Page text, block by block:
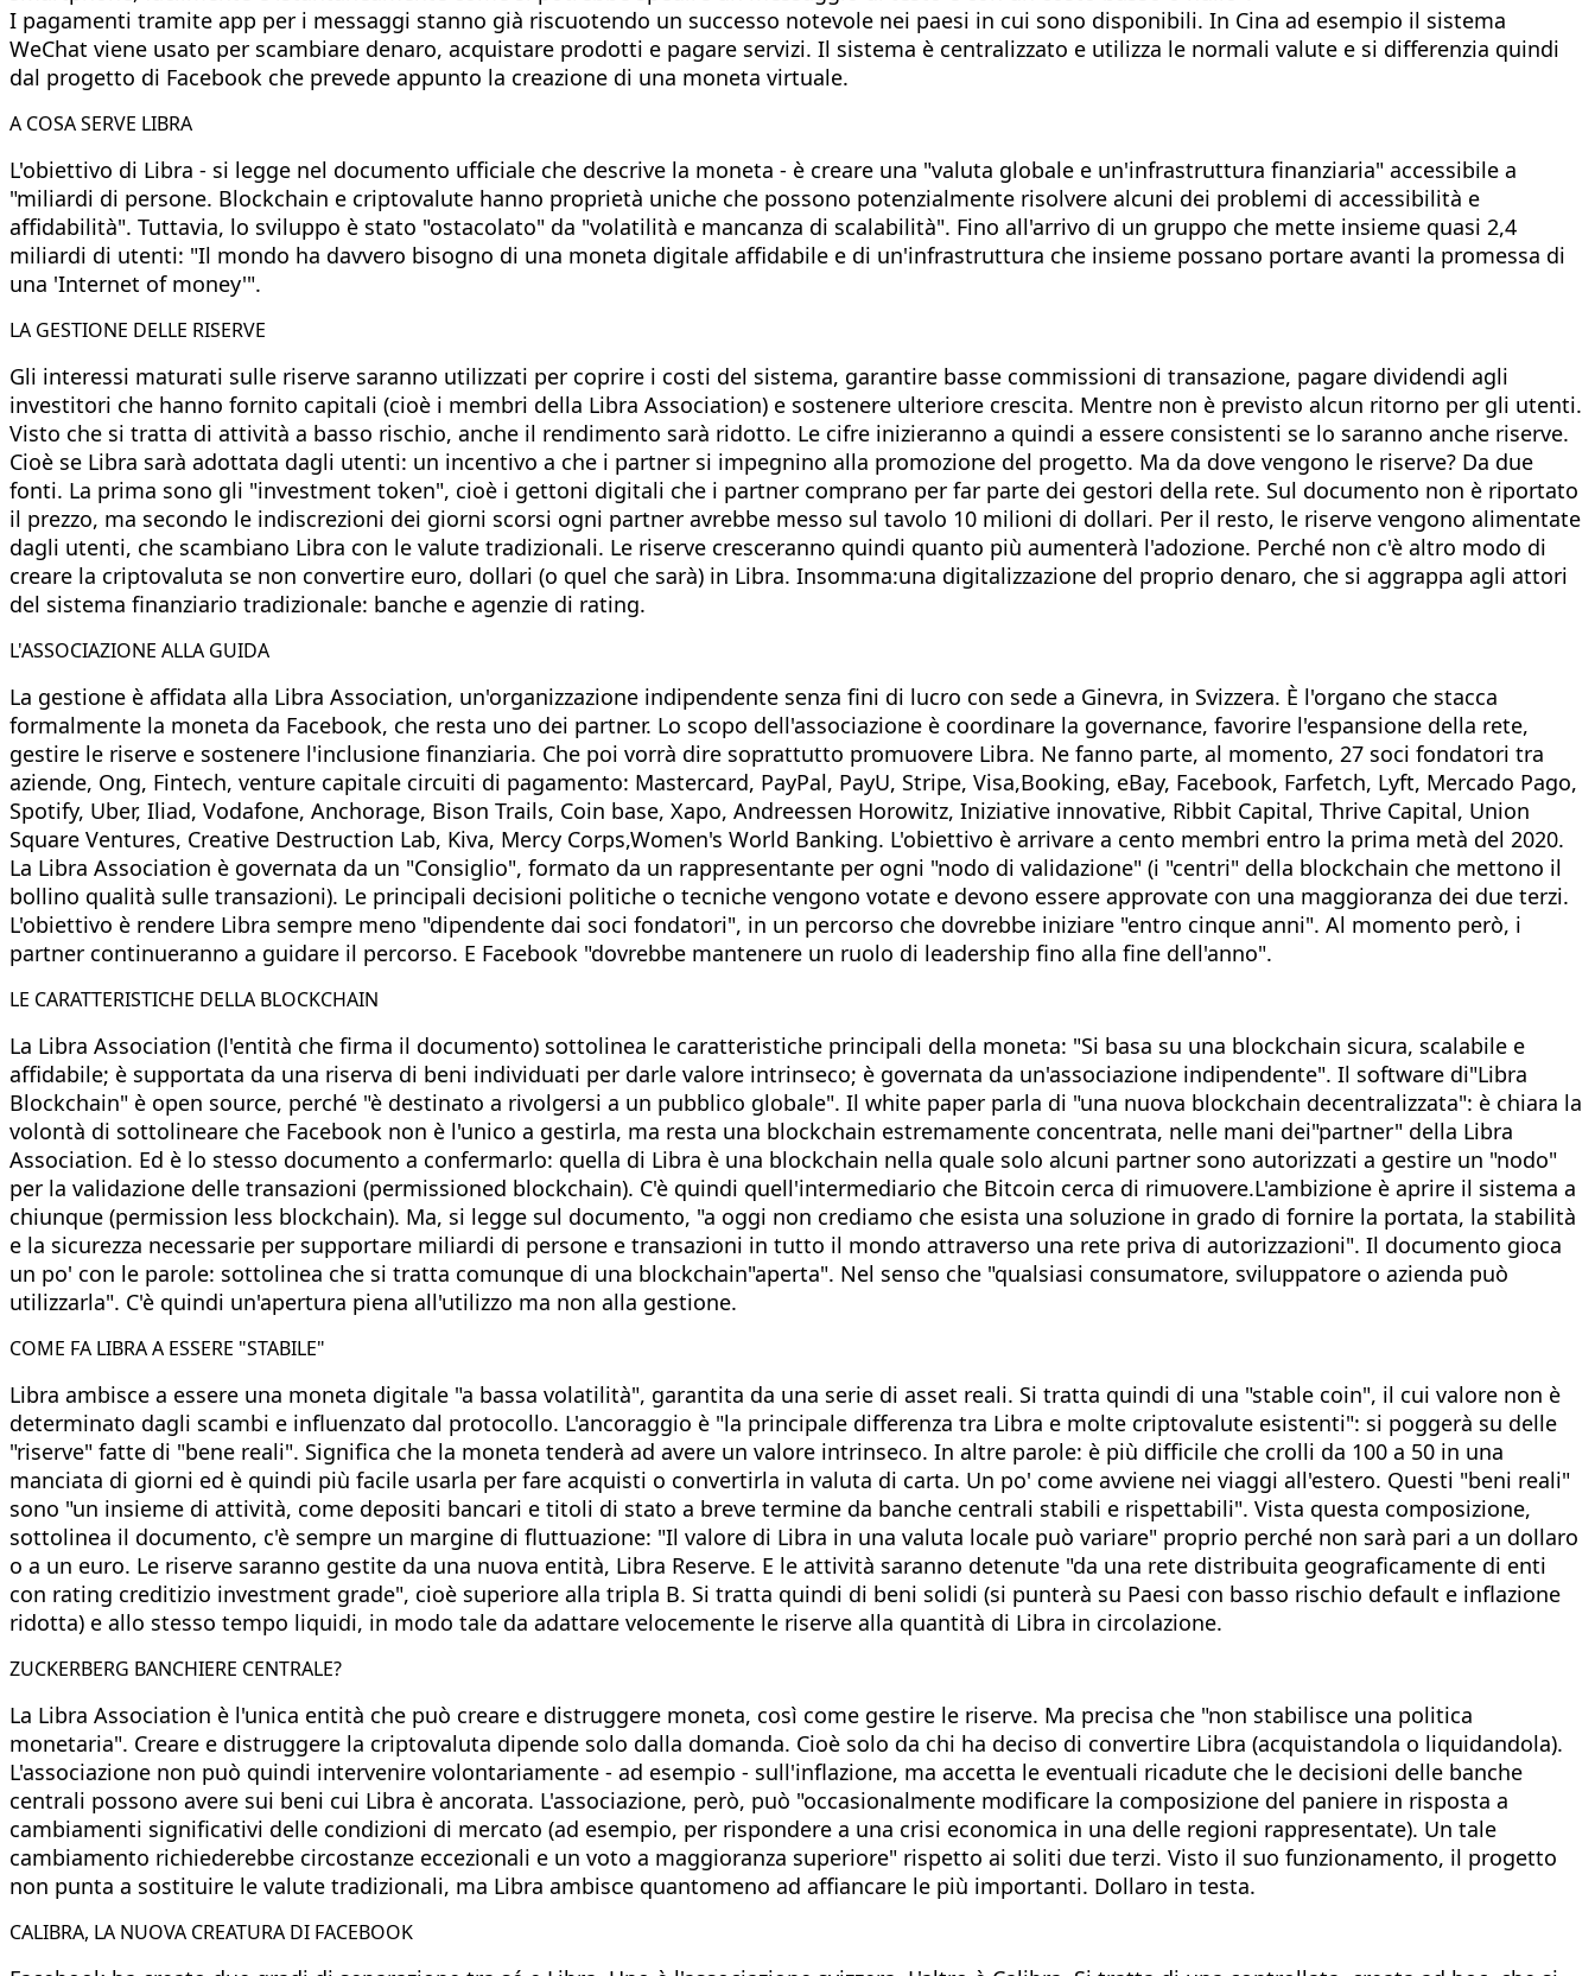
I pagamenti tramite app per i messaggi stanno già riscuotendo un successo notevole nei paesi in cui sono disponibili. In Cina ad esempio il sistema
WeChat viene usato per scambiare denaro, acquistare prodotti e pagare servizi. Il sistema è centralizzato e utilizza le normali valute e si differenzia quindi
dal progetto di Facebook che prevede appunto la creazione di una moneta virtuale.
A COSA SERVE LIBRA
L'obiettivo di Libra - si legge nel documento ufficiale che descrive la moneta - è creare una "valuta globale e un'infrastruttura finanziaria" accessibile a
"miliardi di persone. Blockchain e criptovalute hanno proprietà uniche che possono potenzialmente risolvere alcuni dei problemi di accessibilità e
affidabilità". Tuttavia, lo sviluppo è stato "ostacolato" da "volatilità e mancanza di scalabilità". Fino all'arrivo di un gruppo che mette insieme quasi 2,4
miliardi di utenti: "Il mondo ha davvero bisogno di una moneta digitale affidabile e di un'infrastruttura che insieme possano portare avanti la promessa di
una 'Internet of money'".
LA GESTIONE DELLE RISERVE
Gli interessi maturati sulle riserve saranno utilizzati per coprire i costi del sistema, garantire basse commissioni di transazione, pagare dividendi agli
investitori che hanno fornito capitali (cioè i membri della Libra Association) e sostenere ulteriore crescita. Mentre non è previsto alcun ritorno per gli utenti.
Visto che si tratta di attività a basso rischio, anche il rendimento sarà ridotto. Le cifre inizieranno a quindi a essere consistenti se lo saranno anche riserve.
Cioè se Libra sarà adottata dagli utenti: un incentivo a che i partner si impegnino alla promozione del progetto. Ma da dove vengono le riserve? Da due
fonti. La prima sono gli "investment token", cioè i gettoni digitali che i partner comprano per far parte dei gestori della rete. Sul documento non è riportato
il prezzo, ma secondo le indiscrezioni dei giorni scorsi ogni partner avrebbe messo sul tavolo 10 milioni di dollari. Per il resto, le riserve vengono alimentate
dagli utenti, che scambiano Libra con le valute tradizionali. Le riserve cresceranno quindi quanto più aumenterà l'adozione. Perché non c'è altro modo di
creare la criptovaluta se non convertire euro, dollari (o quel che sarà) in Libra. Insomma:una digitalizzazione del proprio denaro, che si aggrappa agli attori
del sistema finanziario tradizionale: banche e agenzie di rating.
L'ASSOCIAZIONE ALLA GUIDA
La gestione è affidata alla Libra Association, un'organizzazione indipendente senza fini di lucro con sede a Ginevra, in Svizzera. È l'organo che stacca
formalmente la moneta da Facebook, che resta uno dei partner. Lo scopo dell'associazione è coordinare la governance, favorire l'espansione della rete,
gestire le riserve e sostenere l'inclusione finanziaria. Che poi vorrà dire soprattutto promuovere Libra. Ne fanno parte, al momento, 27 soci fondatori tra
aziende, Ong, Fintech, venture capitale circuiti di pagamento: Mastercard, PayPal, PayU, Stripe, Visa,Booking, eBay, Facebook, Farfetch, Lyft, Mercado Pago,
Spotify, Uber, Iliad, Vodafone, Anchorage, Bison Trails, Coin base, Xapo, Andreessen Horowitz, Iniziative innovative, Ribbit Capital, Thrive Capital, Union
Square Ventures, Creative Destruction Lab, Kiva, Mercy Corps,Women's World Banking. L'obiettivo è arrivare a cento membri entro la prima metà del 2020.
La Libra Association è governata da un "Consiglio", formato da un rappresentante per ogni "nodo di validazione" (i "centri" della blockchain che mettono il
bollino qualità sulle transazioni). Le principali decisioni politiche o tecniche vengono votate e devono essere approvate con una maggioranza dei due terzi.
L'obiettivo è rendere Libra sempre meno "dipendente dai soci fondatori", in un percorso che dovrebbe iniziare "entro cinque anni". Al momento però, i
partner continueranno a guidare il percorso. E Facebook "dovrebbe mantenere un ruolo di leadership fino alla fine dell'anno".
LE CARATTERISTICHE DELLA BLOCKCHAIN
La Libra Association (l'entità che firma il documento) sottolinea le caratteristiche principali della moneta: "Si basa su una blockchain sicura, scalabile e
affidabile; è supportata da una riserva di beni individuati per darle valore intrinseco; è governata da un'associazione indipendente". Il software di"Libra
Blockchain" è open source, perché "è destinato a rivolgersi a un pubblico globale". Il white paper parla di "una nuova blockchain decentralizzata": è chiara la
volontà di sottolineare che Facebook non è l'unico a gestirla, ma resta una blockchain estremamente concentrata, nelle mani dei"partner" della Libra
Association. Ed è lo stesso documento a confermarlo: quella di Libra è una blockchain nella quale solo alcuni partner sono autorizzati a gestire un "nodo"
per la validazione delle transazioni (permissioned blockchain). C'è quindi quell'intermediario che Bitcoin cerca di rimuovere.L'ambizione è aprire il sistema a
chiunque (permission less blockchain). Ma, si legge sul documento, "a oggi non crediamo che esista una soluzione in grado di fornire la portata, la stabilità
e la sicurezza necessarie per supportare miliardi di persone e transazioni in tutto il mondo attraverso una rete priva di autorizzazioni". Il documento gioca
un po' con le parole: sottolinea che si tratta comunque di una blockchain"aperta". Nel senso che "qualsiasi consumatore, sviluppatore o azienda può
utilizzarla". C'è quindi un'apertura piena all'utilizzo ma non alla gestione.
COME FA LIBRA A ESSERE "STABILE"
Libra ambisce a essere una moneta digitale "a bassa volatilità", garantita da una serie di asset reali. Si tratta quindi di una "stable coin", il cui valore non è
determinato dagli scambi e influenzato dal protocollo. L'ancoraggio è "la principale differenza tra Libra e molte criptovalute esistenti": si poggerà su delle
"riserve" fatte di "bene reali". Significa che la moneta tenderà ad avere un valore intrinseco. In altre parole: è più difficile che crolli da 100 a 50 in una
manciata di giorni ed è quindi più facile usarla per fare acquisti o convertirla in valuta di carta. Un po' come avviene nei viaggi all'estero. Questi "beni reali"
sono "un insieme di attività, come depositi bancari e titoli di stato a breve termine da banche centrali stabili e rispettabili". Vista questa composizione,
sottolinea il documento, c'è sempre un margine di fluttuazione: "Il valore di Libra in una valuta locale può variare" proprio perché non sarà pari a un dollaro
o a un euro. Le riserve saranno gestite da una nuova entità, Libra Reserve. E le attività saranno detenute "da una rete distribuita geograficamente di enti
con rating creditizio investment grade", cioè superiore alla tripla B. Si tratta quindi di beni solidi (si punterà su Paesi con basso rischio default e inflazione
ridotta) e allo stesso tempo liquidi, in modo tale da adattare velocemente le riserve alla quantità di Libra in circolazione.
ZUCKERBERG BANCHIERE CENTRALE?
La Libra Association è l'unica entità che può creare e distruggere moneta, così come gestire le riserve. Ma precisa che "non stabilisce una politica
monetaria". Creare e distruggere la criptovaluta dipende solo dalla domanda. Cioè solo da chi ha deciso di convertire Libra (acquistandola o liquidandola).
L'associazione non può quindi intervenire volontariamente - ad esempio - sull'inflazione, ma accetta le eventuali ricadute che le decisioni delle banche
centrali possono avere sui beni cui Libra è ancorata. L'associazione, però, può "occasionalmente modificare la composizione del paniere in risposta a
cambiamenti significativi delle condizioni di mercato (ad esempio, per rispondere a una crisi economica in una delle regioni rappresentate). Un tale
cambiamento richiederebbe circostanze eccezionali e un voto a maggioranza superiore" rispetto ai soliti due terzi. Visto il suo funzionamento, il progetto
non punta a sostituire le valute tradizionali, ma Libra ambisce quantomeno ad affiancare le più importanti. Dollaro in testa.
CALIBRA, LA NUOVA CREATURA DI FACEBOOK